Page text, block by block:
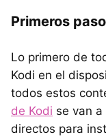
Primeros
Lo primero de
Kodi en el
todos estos
de Kodi se van
directos para